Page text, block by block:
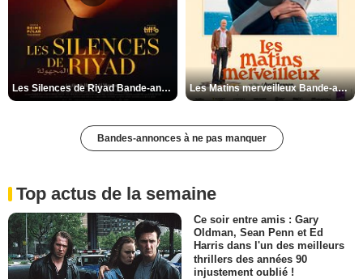
Les Silences de Riyad Bande-annonce VO STFR Les Matins merveilleux Bande-annonce VF
Bandes-annonces à ne pas manquer
Top actus de la semaine
Ce soir entre amis : Gary
Oldman, Sean Penn et Ed
Harris dans l'un des meilleurs
thrillers des années 90
injustement oublié !